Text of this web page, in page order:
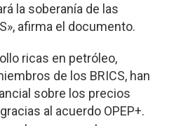
la soberanía de las
afirma el documento.
ricas en petróleo,
de los BRICS, han
sobre los precios
al acuerdo OPEP+.